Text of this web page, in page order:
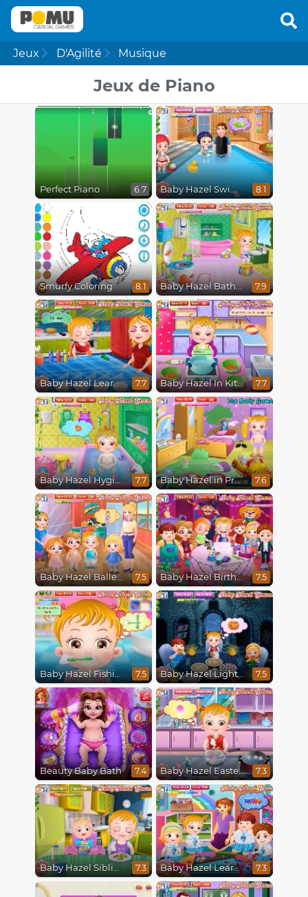
Jeux D'Agilité Musique
Jeux de Piano
Perfect Piano 6.7 Baby Hazel Swimming 8.1
Smurfy Coloring 8.1 Baby Hazel Bathroom Hygiene 7.9
Baby Hazel Learns Colors 7.7 Baby Hazel In Kitchen 7.7
Baby Hazel Hygiene 7.7 Baby Hazel in Preschool 7.6
Baby Hazel Ballerina Dance 7.5 Baby Hazel Birthday Party 7.5
Baby Hazel Fishing Time 7.5 Baby Hazel Lighthouse Adventure 7.5
Beauty Baby Bath 7.4 Baby Hazel Easter Fun 7.3
Baby Hazel Siblings Day 7.3 Baby Hazel Learns Vehicles 7.3